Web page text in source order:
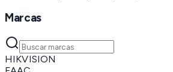
Marcas
HIKVISION